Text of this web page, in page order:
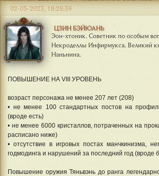
ЦЗИН БЭЙЮАНЬ
Эон-хтоник. Советник по особым
Некроделлы Инфирмукса. Великий
Наньнина.
02-05-2023, 18:28:39
ПОВЫШЕНИЕ НА VIII УРОВЕНЬ
возраст персонажа не менее 207 лет (208)
• не менее 100 стандартных постов на
(вроде есть)
• не менее 6000 кристаллов, потраченных на
расписано ниже)
• отсутствие в игровых постах манчкинизма,
годмодинга и нарушений за последний год (вроде
Повышение оружия Тяньвэнь до ранга